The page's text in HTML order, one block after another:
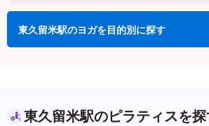
東久留米駅のヨガを目的別に探す
東久留米駅のピラティスを